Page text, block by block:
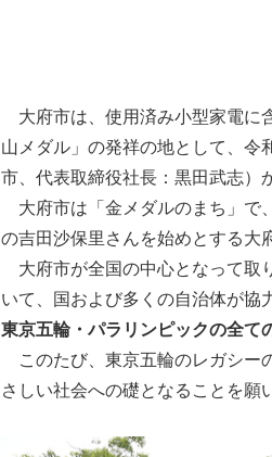
大府市は、使用済み小型家電に
山メダル」の発祥の地として、令
市、代表取締役社長：黒田武志）
大府市は「金メダルのまち」で
の吉田沙保里さんを始めとする大
大府市が全国の中心となって取
いて、国および多くの自治体が協
東京五輪・パラリンピックの全て
このたび、東京五輪のレガシー
さしい社会への礎となることを願